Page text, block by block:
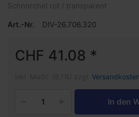
Schnorchel rot / transparent
Art.-Nr.
DIV-26.706.320
CHF 41.08 *
Versandkosten
In den